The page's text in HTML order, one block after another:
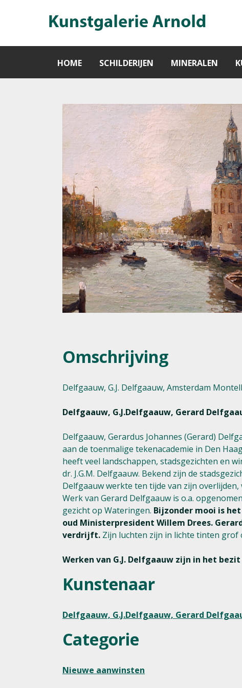
HOME SCHILDERIJEN MINERALEN
Omschrijving
Delfgaauw, G.J. Delfgaauw, Amsterdam
Delfgaauw, G.J.Delfgaauw, Gerard
Delfgaauw, Gerardus Johannes (Gerard)
aan de toenmalige tekenacademie in Den
heeft veel landschappen, stadsgezichten en
dr. J.G.M. Delfgaauw. Bekend zijn de
Delfgaauw werkte ten tijde van zijn
Werk van Gerard Delfgaauw is o.a.
gezicht op Wateringen. Bijzonder mooi is
oud Ministerpresident Willem Drees.
verdrijft. Zijn luchten zijn in lichte tinten grof
Werken van G.J. Delfgaauw zijn in het
Kunstenaar
Delfgaauw, G.J.Delfgaauw, Gerard
Categorie
Nieuwe aanwinsten